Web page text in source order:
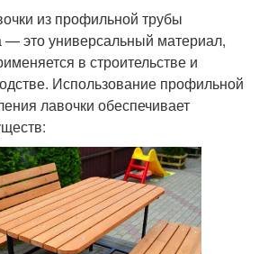
из профильной трубы
это универсальный материал,
в строительстве и
Использование профильной
лавочки обеспечивает